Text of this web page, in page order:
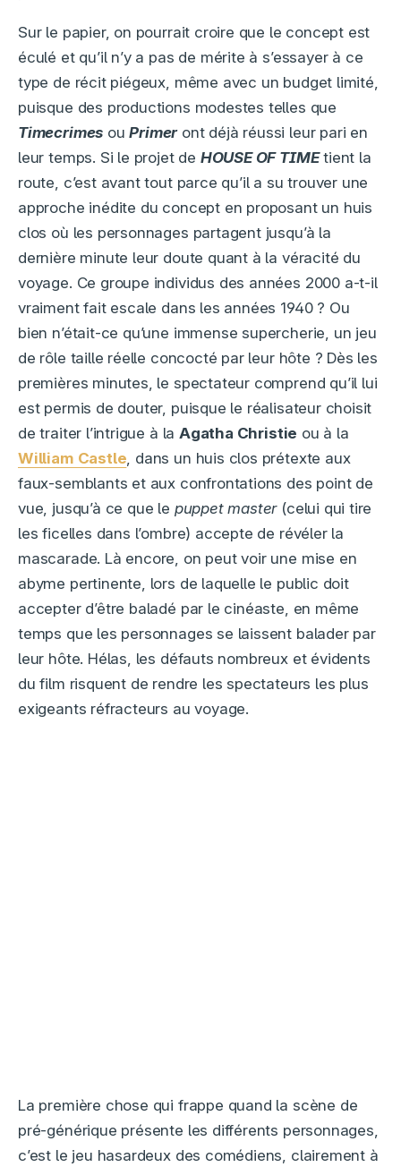
Sur le papier, on pourrait croire que le concept est
éculé et qu’il n’y a pas de mérite à s’essayer à ce
type de récit piégeux, même avec un budget limité,
puisque des productions modestes telles que
Timecrimes ouPrimeront déjà réussi leur pari en
leur temps. Si le projet de HOUSE OF TIMEtient la
route, c’est avant tout parce qu’il a su trouver une
approche inédite du concept en proposant un huis
clos où les personnages partagent jusqu’à la
dernière minute leur doute quant à la véracité du
voyage. Ce groupe individus des années 2000 a-t-il
vraiment fait escale dans les années 1940 ? Ou
bien n’était-ce qu’une immense supercherie, un jeu
de rôle taille réelle concocté par leur hôte ? Dès les
premières minutes, le spectateur comprend qu’il lui
est permis de douter, puisque le réalisateur choisit
de traiter l’intrigue à la Agatha Christie ou à la
William Castle, dans un huis clos prétexte aux
faux-semblants et aux confrontations des point de
vue, jusqu’à ce que le puppet master(celui qui tire
les ficelles dans l’ombre) accepte de révéler la
mascarade. Là encore, on peut voir une mise en
abyme pertinente, lors de laquelle le public doit
accepter d’être baladé par le cinéaste, en même
temps que les personnages se laissent balader par
leur hôte. Hélas, les défauts nombreux et évidents
du film risquent de rendre les spectateurs les plus
exigeants réfracteurs au voyage.
La première chose qui frappe quand la scène de
pré-générique présente les différents personnages,
c’est le jeu hasardeux des comédiens, clairement à